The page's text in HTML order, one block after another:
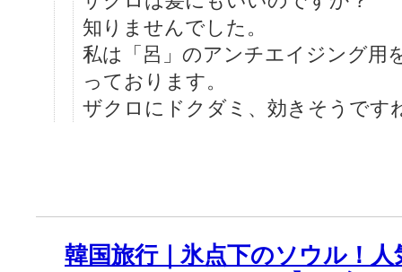
知りませんでした。
私は「呂」のアンチエイジング用
っております。
ザクロにドクダミ、効きそうです
韓国旅行｜氷点下のソウル！